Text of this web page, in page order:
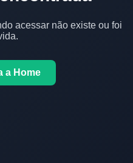
acessar não existe ou foi
a Home